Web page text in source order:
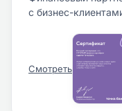
с бизнес-
Смотреть